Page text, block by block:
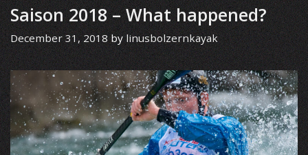
Saison 2018 – What happened?
December 31, 2018 bylinusbolzernkayak